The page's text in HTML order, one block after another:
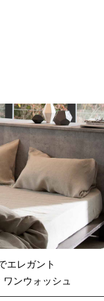
エレガント
ンウォッシュ